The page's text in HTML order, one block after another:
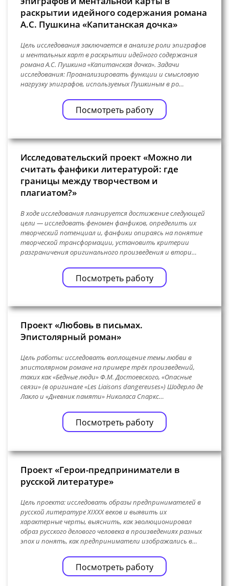
раскрытии идейного содержания романа
А.С. Пушкина «Капитанская дочка»
Цель исследования заключается в анализе роли эпиграфов
и ментальных карт в раскрытии идейного содержания
романа А.С. Пушкина «Капитанская дочка». Задачи
исследования: Проанализировать функции и смысловую
нагрузку эпиграфов, используемых Пушкиным в ро…
Посмотреть работу
Исследовательский проект «Можно ли
считать фанфики литературой: где
границы между творчеством и
плагиатом?»
В ходе исследования планируется достижение следующей
цели — исследовать феномен фанфиков, определить их
творческий потенциал и, фанфики опираясь на понятие
творческой трансформации, установить критерии
разграничения оригинального произведения и втори…
Посмотреть работу
Проект «Любовь в письмах.
Эпистолярный роман»
Цель работы: исследовать воплощение темы любви в
эпистолярном романе на примере трёх произведений,
таких как «Бедные люди» Ф.М. Достоевского, «Опасные
связи» (в оригинале «Les Liaisons dangereuses») Шодерло де
Лакло и «Дневник памяти» Николаса Спаркс…
Посмотреть работу
Проект «Герои-предприниматели в
русской литературе»
Цель проекта: исследовать образы предпринимателей в
русской литературе XIXXX веков и выявить их
характерные черты, выяснить, как эволюционировал
образ русского делового человека в произведениях разных
эпох и понять, как предприниматели изображались в…
Посмотреть работу